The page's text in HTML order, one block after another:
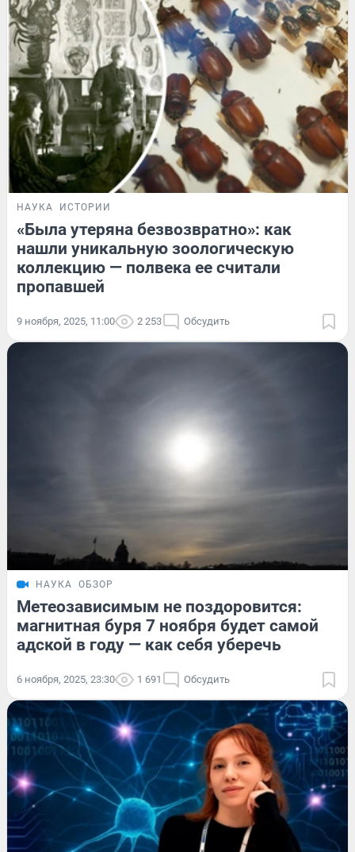
НАУКА ИСТОРИИ
«Была утеряна безвозвратно»: как
нашли уникальную зоологическую
коллекцию — полвека ее считали
пропавшей
9 ноября, 2025, 11:00 2 253 Обсудить
НАУКА ОБЗОР
Метеозависимым не поздоровится:
магнитная буря 7 ноября будет самой
адской в году — как себя уберечь
6 ноября, 2025, 23:30 1 691 Обсудить